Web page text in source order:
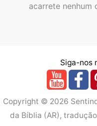
acarrete nenhum
Siga-nos
Copyright © 2026
da Bíblia (AR),